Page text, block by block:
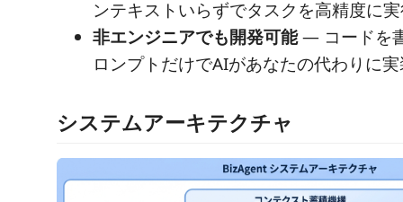
ンテキストいらずでタスクを高精度に
非エンジニアでも開発可能— コードを
ロンプトだけでAIがあなたの代わりに
システムアーキテクチャ